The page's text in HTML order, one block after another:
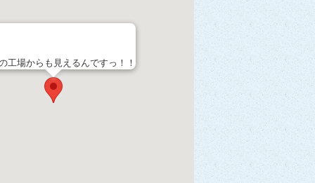
工場からも見えるんですっ！！